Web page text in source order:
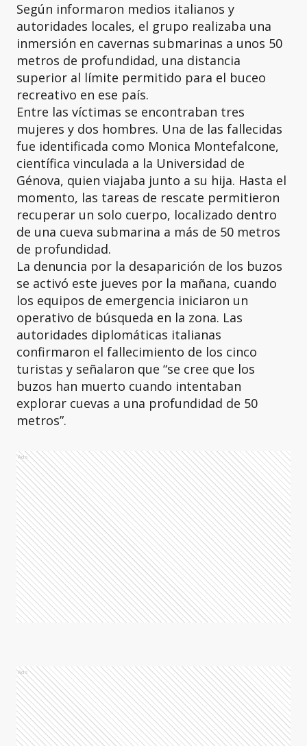
Según informaron medios italianos y
autoridades locales, el grupo realizaba una
inmersión en cavernas submarinas a unos 50
metros de profundidad, una distancia
superior al límite permitido para el buceo
recreativo en ese país.
Entre las víctimas se encontraban tres
mujeres y dos hombres. Una de las fallecidas
fue identificada como Monica Montefalcone,
científica vinculada a la Universidad de
Génova, quien viajaba junto a su hija. Hasta el
momento, las tareas de rescate permitieron
recuperar un solo cuerpo, localizado dentro
de una cueva submarina a más de 50 metros
de profundidad.
La denuncia por la desaparición de los buzos
se activó este jueves por la mañana, cuando
los equipos de emergencia iniciaron un
operativo de búsqueda en la zona. Las
autoridades diplomáticas italianas
confirmaron el fallecimiento de los cinco
turistas y señalaron que “se cree que los
buzos han muerto cuando intentaban
explorar cuevas a una profundidad de 50
metros”.
Ads
Ads